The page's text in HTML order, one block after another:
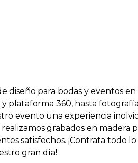
diseño para bodas y eventos en
plataforma 360, hasta
evento una experiencia
grabados en madera
satisfechos. ¡Contrata todo
gran día!